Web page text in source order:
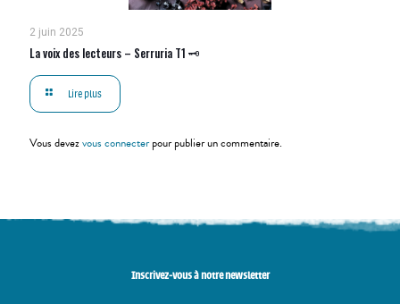
2 juin 2025
La voix des lecteurs – Serruria T1 🗝
Lire plus
Vous devezvous connecterpour publier un commentaire.
Inscrivez-vous à notre newsletter